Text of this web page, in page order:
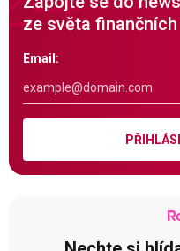
ze světa
Email: